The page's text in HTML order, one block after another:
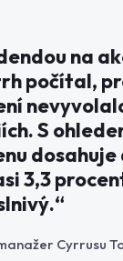
na
počítal,
S
3,3
Cyrrusu